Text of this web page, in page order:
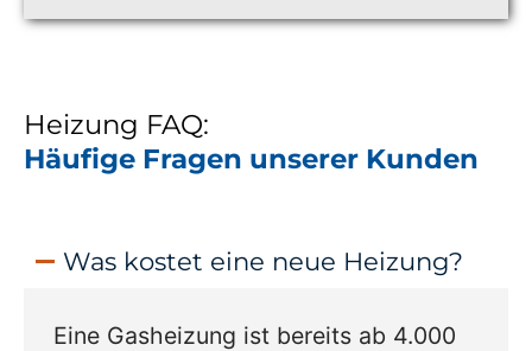
Heizung FAQ:
Häufige Fragen unserer Kunden
Was kostet eine neue Heizung?
Eine Gasheizung ist bereits ab 4.000